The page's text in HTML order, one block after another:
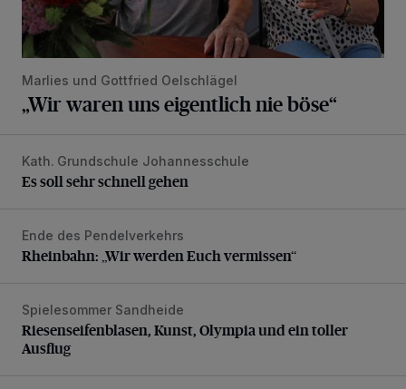
Marlies und Gottfried Oelschlägel
„Wir waren uns eigentlich nie böse“
Es soll sehr schnell gehen
Kath. Grundschule Johannesschule
Es soll sehr schnell gehen
Rheinbahn: „Wir werden Euch vermissen“
Ende des Pendelverkehrs
Rheinbahn: „Wir werden Euch vermissen“
Riesenseifenblasen, Kunst, Olympia und ein toller Ausflug
Spielesommer Sandheide
Riesenseifenblasen, Kunst, Olympia und ein toller
Ausflug